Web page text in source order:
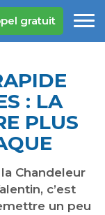
gratuit
: LA
PLUS
Chandeleur
c’est
un peu